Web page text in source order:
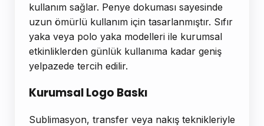
kullanım sağlar. Penye dokuması sayesinde
uzun ömürlü kullanım için tasarlanmıştır. Sıfır
yaka veya polo yaka modelleri ile kurumsal
etkinliklerden günlük kullanıma kadar geniş
yelpazede tercih edilir.
Kurumsal Logo Baskı
Sublimasyon, transfer veya nakış teknikleriyle